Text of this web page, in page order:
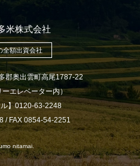
米株式会社
全額出資会社
郡奥出雲町高尾1787-22
ーエレベーター内）
ル】0120-63-2248
/ FAX 0854-54-2251
nitamai.